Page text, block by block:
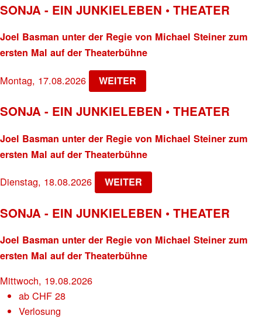
SONJA - EIN JUNKIELEBEN • THEATER
Joel Basman unter der Regie von Michael Steiner zum
ersten Mal auf der Theaterbühne
Montag, 17.08.2026 WEITER
SONJA - EIN JUNKIELEBEN • THEATER
Joel Basman unter der Regie von Michael Steiner zum
ersten Mal auf der Theaterbühne
Dienstag, 18.08.2026 WEITER
SONJA - EIN JUNKIELEBEN • THEATER
Joel Basman unter der Regie von Michael Steiner zum
ersten Mal auf der Theaterbühne
Mittwoch, 19.08.2026
abCHF 28
Verlosung